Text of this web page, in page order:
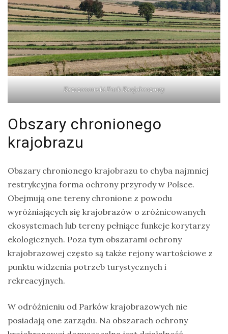
Krzczonowski Park Krajobrazowy
Obszary chronionego
krajobrazu
Obszary chronionego krajobrazu to chyba najmniej
restrykcyjna forma ochrony przyrody w Polsce.
Obejmują one tereny chronione z powodu
wyróżniających się krajobrazów o zróżnicowanych
ekosystemach lub tereny pełniące funkcje korytarzy
ekologicznych. Poza tym obszarami ochrony
krajobrazowej często są także rejony wartościowe z
punktu widzenia potrzeb turystycznych i
rekreacyjnych.
W odróżnieniu od Parków krajobrazowych nie
posiadają one zarządu. Na obszarach ochrony